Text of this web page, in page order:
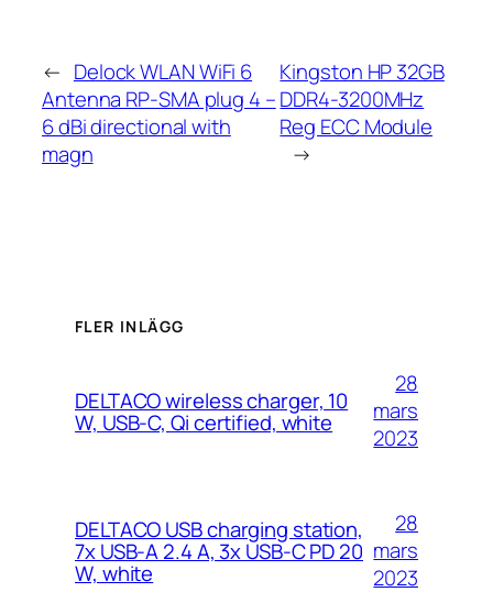
← Delock WLAN WiFi 6
Antenna RP-SMA plug 4 –
6 dBi directional with
magn
Kingston HP 32GB
DDR4-3200MHz
Reg ECC Module
→
FLER INLÄGG
DELTACO wireless charger, 10
W, USB-C, Qi certified, white
28
mars
2023
DELTACO USB charging station,
7x USB-A 2.4 A, 3x USB-C PD 20
W, white
28
mars
2023